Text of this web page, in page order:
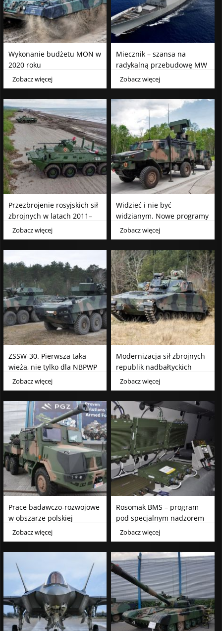
Wykonanie budżetu MON w
2020 roku
Zobacz więcej
Miecznik – szansa na
radykalną przebudowę MW
RP czy przepis na „piękną
katastrofę”?
Zobacz więcej
Przezbrojenie rosyjskich sił
zbrojnych w latach 2011–
2020
Zobacz więcej
Widzieć i nie być
widzianym. Nowe programy
radarowe
Zobacz więcej
ZSSW-30. Pierwsza taka
wieża, nie tylko dla NBPWP
Borsuk
Zobacz więcej
Modernizacja sił zbrojnych
republik nadbałtyckich
Zobacz więcej
Prace badawczo-rozwojowe
w obszarze polskiej
obronności
Zobacz więcej
Rosomak BMS – program
pod specjalnym nadzorem
Zobacz więcej